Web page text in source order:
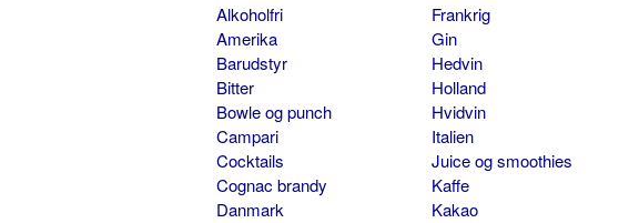
Alkoholfri
Amerika
Barudstyr
Bitter
Bowle og punch
Campari
Cocktails
Cognac brandy
Danmark
Frankrig
Gin
Hedvin
Holland
Hvidvin
Italien
Juice og smoothies
Kaffe
Kakao